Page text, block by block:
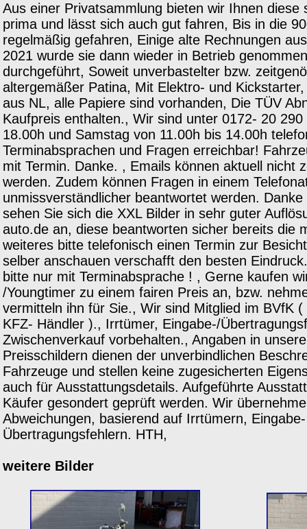
Aus einer Privatsammlung bieten wir Ihnen diese
prima und lässt sich auch gut fahren, Bis in die
regelmäßig gefahren, Einige alte Rechnungen
2021 wurde sie dann wieder in Betrieb
durchgeführt, Soweit unverbastelter bzw.
altergemäßer Patina, Mit Elektro- und
aus NL, alle Papiere sind vorhanden, Die TÜV
Kaufpreis enthalten., Wir sind unter 0172- 20
18.00h und Samstag von 11.00h bis 14.00h
Terminabsprachen und Fragen erreichbar!
mit Termin. Danke. , Emails können aktuell nicht
werden. Zudem können Fragen in einem
unmissverständlicher beantwortet werden.
sehen Sie sich die XXL Bilder in sehr guter
auto.de an, diese beantworten sicher bereits die
weiteres bitte telefonisch einen Termin zur
selber anschauen verschafft den besten
bitte nur mit Terminabsprache ! , Gerne kaufen
/Youngtimer zu einem fairen Preis an, bzw.
vermitteln ihn für Sie., Wir sind Mitglied im BVfK
KFZ- Händler )., Irrtümer, Eingabe-/
Zwischenverkauf vorbehalten., Angaben in
Preisschildern dienen der unverbindlichen
Fahrzeuge und stellen keine zugesicherten
auch für Ausstattungsdetails. Aufgeführte
Käufer gesondert geprüft werden. Wir
Abweichungen, basierend auf Irrtümern,
Übertragungsfehlern. HTH,
weitere Bilder